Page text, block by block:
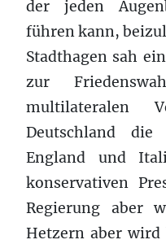
der jeden
führen kann,
Stadthagen sah
zur
multilateralen
Deutschland
England und
konservativen
Regierung aber
Hetzern aber wird